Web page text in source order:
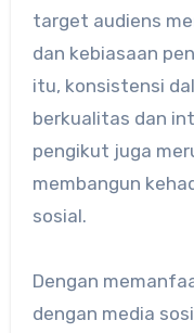
target audiens
dan kebiasaan
itu, konsistensi
berkualitas dan
pengikut juga
membangun
sosial.
Dengan
dengan media